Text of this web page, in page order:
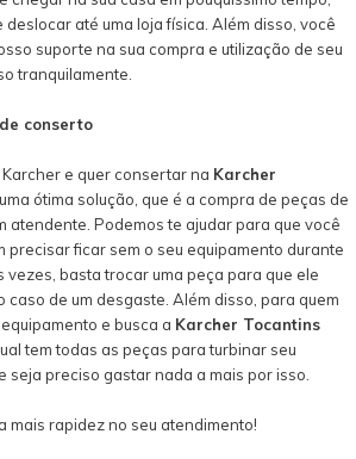
deslocar até uma loja física. Além disso, você
suporte na sua compra e utilização de seu
tranquilamente.
conserto
e quer consertar na Karcher
ótima solução, que é a compra de peças de
atendente. Podemos te ajudar para que você
precisar ficar sem o seu equipamento durante
vezes, basta trocar uma peça para que ele
caso de um desgaste. Além disso, para quem
e busca a Karcher Tocantins
tem todas as peças para turbinar seu
seja preciso gastar nada a mais por isso.
mais rapidez no seu atendimento!